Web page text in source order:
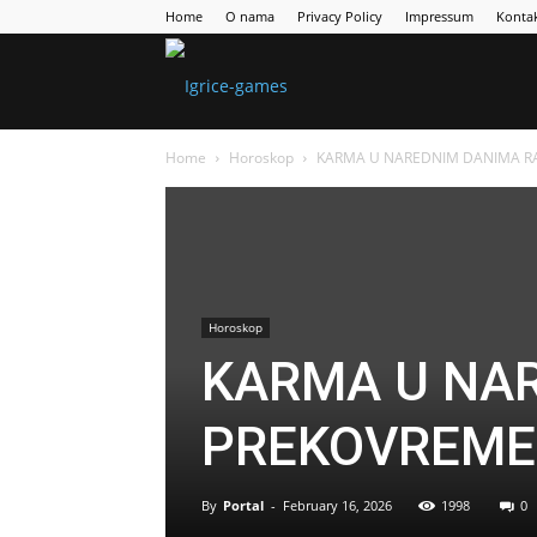
Home O nama Privacy Policy Impressum
Home Horoskop KARMA U NAREDNIM DANIMA
Horoskop
KARMA U
By Portal - February 16, 2026 1998 0